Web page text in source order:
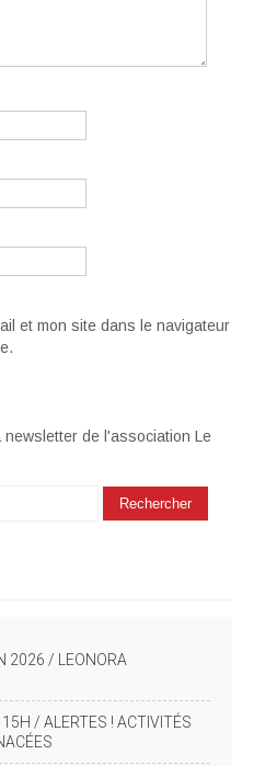
et mon site dans le navigateur
de l'association Le
2026 / LEONORA
/ ALERTES ! ACTIVITÉS